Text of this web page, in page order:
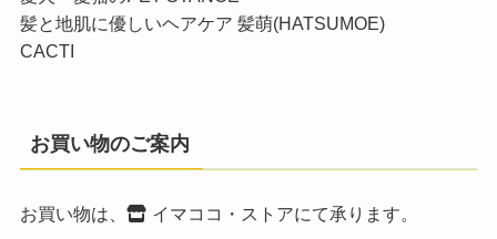
髪と地肌に優しいヘアケア 髪萌(HATSUMOE)
CACTI
お買い物のご案内
お買い物は、 イマココ・ストアにて承ります。